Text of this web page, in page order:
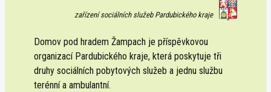
zařízení sociálních služeb Pardubického kraje
Domov pod hradem Žampach je příspěvkovou
organizací Pardubického kraje, která poskytuje tři
druhy sociálních pobytových služeb a jednu službu
terénní a ambulantní.